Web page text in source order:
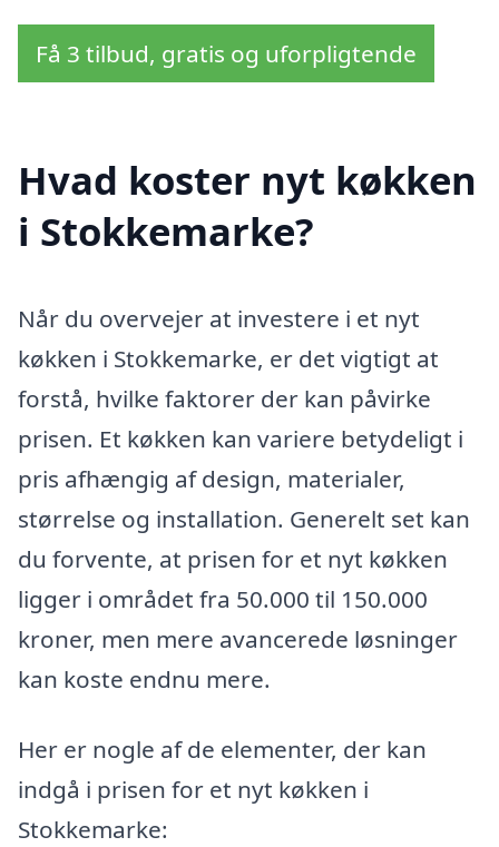
Få 3 tilbud, gratis og uforpligtende
Hvad koster nyt køkken
i Stokkemarke?
Når du overvejer at investere i et nyt
køkken i Stokkemarke, er det vigtigt at
forstå, hvilke faktorer der kan påvirke
prisen. Et køkken kan variere betydeligt i
pris afhængig af design, materialer,
størrelse og installation. Generelt set kan
du forvente, at prisen for et nyt køkken
ligger i området fra 50.000 til 150.000
kroner, men mere avancerede løsninger
kan koste endnu mere.
Her er nogle af de elementer, der kan
indgå i prisen for et nyt køkken i
Stokkemarke: